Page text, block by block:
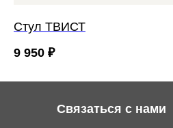
Стул ТВИСТ
9 950 ₽
Связаться с нами